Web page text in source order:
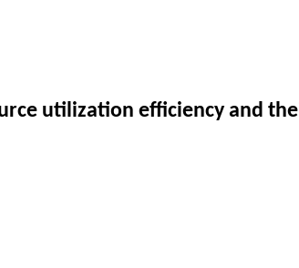
utilization efficiency and